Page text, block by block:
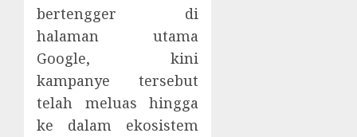
bertengger di
halaman utama
Google, kini
kampanye tersebut
telah meluas hingga
ke dalam ekosistem